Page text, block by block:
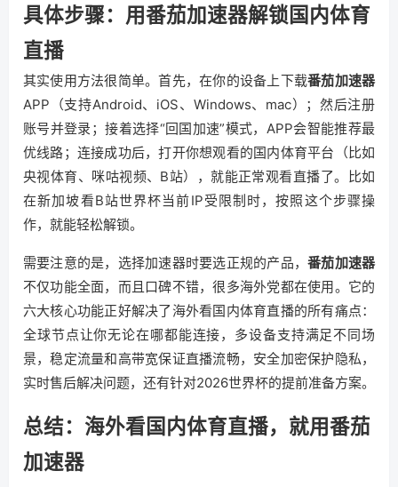
具体步骤：用番茄加速器解锁国内体育
直播
其实使用方法很简单。首先，在你的设备上下载番茄加速器
APP（支持Android、iOS、Windows、mac）；然后注册
账号并登录；接着选择“回国加速”模式，APP会智能推荐最
优线路；连接成功后，打开你想观看的国内体育平台（比如
央视体育、咪咕视频、B站），就能正常观看直播了。比如
在新加坡看B站世界杯当前IP受限制时，按照这个步骤操
作，就能轻松解锁。
需要注意的是，选择加速器时要选正规的产品，番茄加速器
不仅功能全面，而且口碑不错，很多海外党都在使用。它的
六大核心功能正好解决了海外看国内体育直播的所有痛点：
全球节点让你无论在哪都能连接，多设备支持满足不同场
景，稳定流量和高带宽保证直播流畅，安全加密保护隐私，
实时售后解决问题，还有针对2026世界杯的提前准备方案。
总结：海外看国内体育直播，就用番茄
加速器